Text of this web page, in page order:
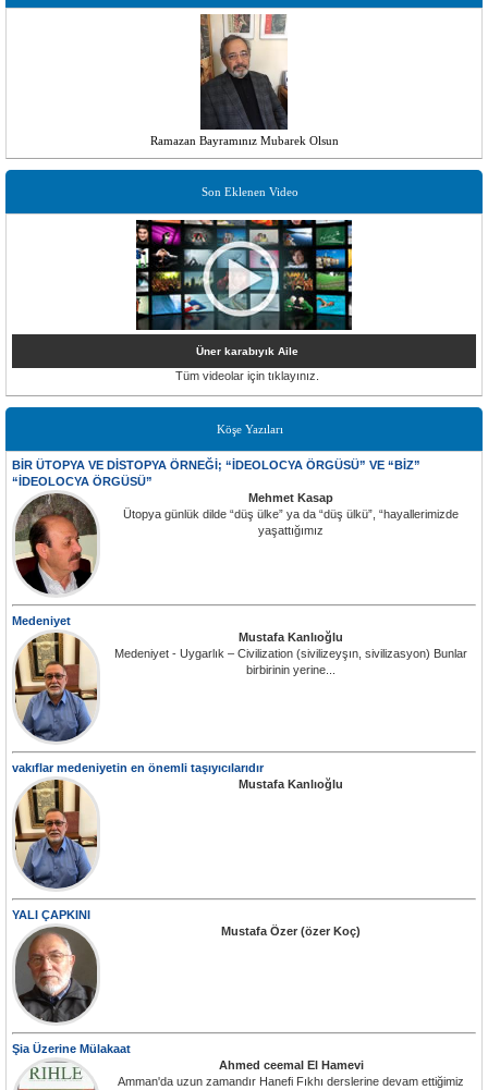
Ramazan Bayramınız Mubarek Olsun
Son Eklenen Video
Üner karabıyık Aile
Tüm videolar için tıklayınız.
Köşe Yazıları
BİR ÜTOPYA VE DİSTOPYA ÖRNEĞİ; “İDEOLOCYA ÖRGÜSÜ” VE “BİZ”
“İDEOLOCYA ÖRGÜSÜ”
Mehmet Kasap
Ütopya günlük dilde “düş ülke” ya da “düş ülkü”, “hayallerimizde
yaşattığımız
Medeniyet
Mustafa Kanlıoğlu
Medeniyet - Uygarlık – Civilization (sivilizeyşın, sivilizasyon) Bunlar
birbirinin yerine...
vakıflar medeniyetin en önemli taşıyıcılarıdır
Mustafa Kanlıoğlu
YALI ÇAPKINI
Mustafa Özer (özer Koç)
Şia Üzerine Mülakaat
Ahmed ceemal El Hamevi
Amman'da uzun zamandır Hanefi Fıkhı derslerine devam ettiğimiz